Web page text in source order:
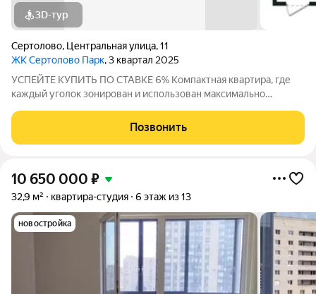
3D-тур
Сертолово, Центральная улица,11
ЖК Сертолово Парк, 3 квартал 2025
УСПЕЙТЕ КУПИТЬ ПО СТАВКЕ 6% Компактная квартира, где
каждый уголок зонирован и использован максимально
и спальное место объединены в одно помещение. Балкон
станет отличным местом для отдыха
Позвонить
10 650 000 ₽
32,9 м² квартира-студия 6 этаж из 13
новостройка